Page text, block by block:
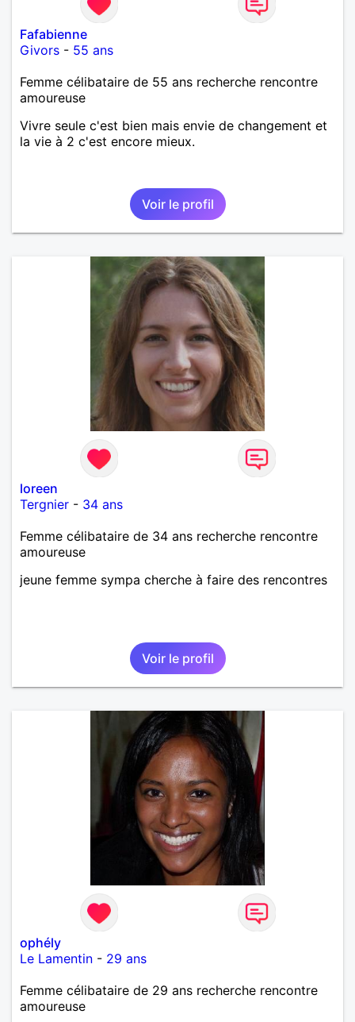
Fafabienne
Givors - 55 ans
Femme célibataire de 55 ans recherche rencontre
amoureuse
Vivre seule c'est bien mais envie de changement et
la vie à 2 c'est encore mieux.
Voir le profil
loreen
Tergnier - 34 ans
Femme célibataire de 34 ans recherche rencontre
amoureuse
jeune femme sympa cherche à faire des rencontres
Voir le profil
ophély
Le Lamentin - 29 ans
Femme célibataire de 29 ans recherche rencontre
amoureuse